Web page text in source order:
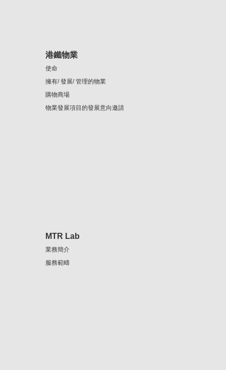
港鐵物業
使命
擁有/ 發展/ 管理的物業
購物商場
物業發展項目的發展意向邀請
MTR Lab
業務簡介
服務範疇